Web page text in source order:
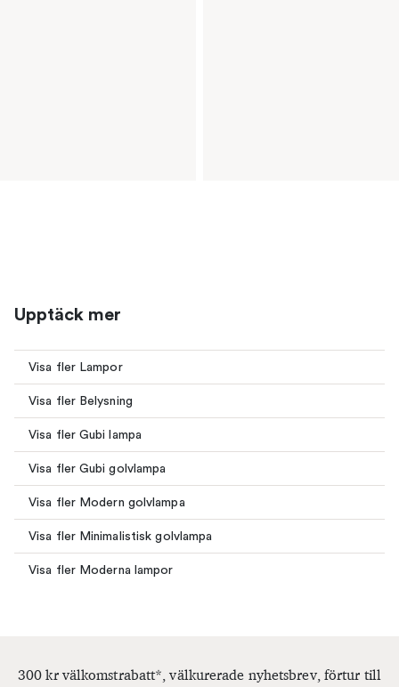
Upptäck mer
Visa fler Lampor
Visa fler Belysning
Visa fler Gubi lampa
Visa fler Gubi golvlampa
Visa fler Modern golvlampa
Visa fler Minimalistisk golvlampa
Visa fler Moderna lampor
300 kr välkomstrabatt*, välkurerade nyhetsbrev, förtur till